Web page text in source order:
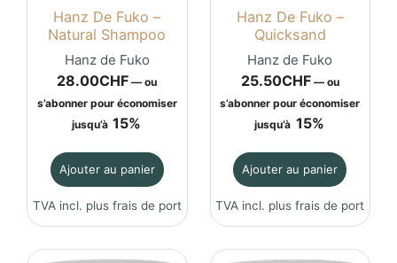
Hanz De Fuko –
Natural Shampoo
Hanz de Fuko
28.00CHF — ou
s’abonner pour économiser
jusqu’à 15%
Ajouter au panier
TVA incl. plus frais de port
Hanz De Fuko –
Quicksand
Hanz de Fuko
25.50CHF —ou
s’abonner pour économiser
jusqu’à 15%
Ajouter au panier
TVA incl. plusfrais de port